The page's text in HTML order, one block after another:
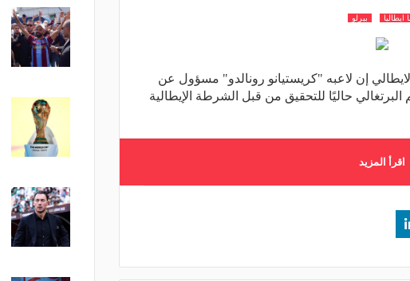
بيرلو
إن لاعبه "كريستيانو رونالدو" مسؤول عن
حاليًا للتحقيق من قبل الشرطة الإيطالية
اقرأ المزيد